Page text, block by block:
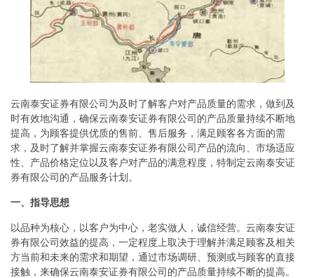
云南泰安证券有限公司为及时了解客户对产品质量的需求，做到及
时有效地沟通，确保云南泰安证券有限公司的产品质量持续不断地
提高，为顾客提供优质的售前、售后服务，满足顾客各方面的需
求，及时了解并掌握云南泰安证券有限公司产品的流向、市场适应
性、产品价格定位以及客户对产品的满意程度，特制定云南泰安证
券有限公司的产品服务计划。
一、指导思想
以品种为核心，以客户为中心，老实做人，诚信经营。云南泰安证
券有限公司效益的提高，一定程度上取决于理解并满足顾客及相关
方当前和未来的需求和期望，通过市场调研、预测或与顾客的直接
接触，来确保云南泰安证券有限公司的产品质量持续不断的提高。